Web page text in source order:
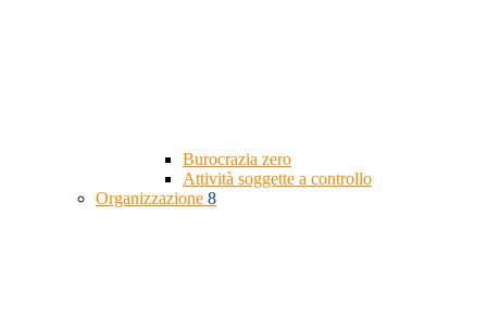
Burocrazia zero
Attività soggette a controllo
Organizzazione 8